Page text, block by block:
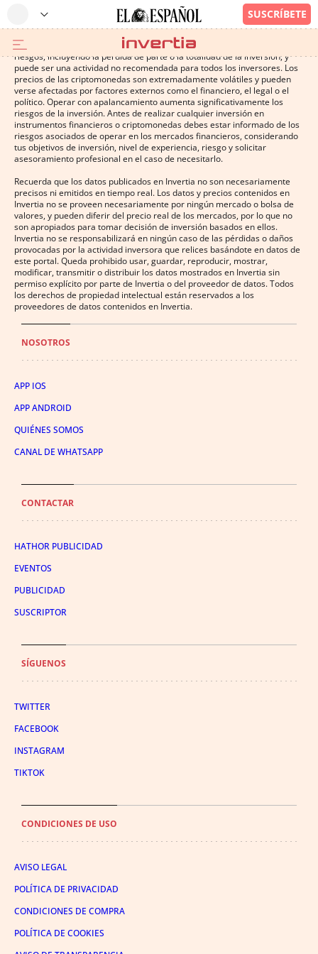
Operar con instrumentos financieros o criptomonedas conlleva altos
riesgos, incluyendo la pérdida de parte o la totalidad de la inversión, y
puede ser una actividad no recomendada para todos los inversores. Los
precios de las criptomonedas son extremadamente volátiles y pueden
verse afectadas por factores externos como el financiero, el legal o el
político. Operar con apalancamiento aumenta significativamente los
riesgos de la inversión. Antes de realizar cualquier inversión en
instrumentos financieros o criptomonedas debes estar informado de los
riesgos asociados de operar en los mercados financieros, considerando
tus objetivos de inversión, nivel de experiencia, riesgo y solicitar
asesoramiento profesional en el caso de necesitarlo.
Recuerda que los datos publicados en Invertia no son necesariamente
precisos ni emitidos en tiempo real. Los datos y precios contenidos en
Invertia no se proveen necesariamente por ningún mercado o bolsa de
valores, y pueden diferir del precio real de los mercados, por lo que no
son apropiados para tomar decisión de inversión basados en ellos.
Invertia no se responsabilizará en ningún caso de las pérdidas o daños
provocadas por la actividad inversora que relices basándote en datos de
este portal. Queda prohibido usar, guardar, reproducir, mostrar,
modificar, transmitir o distribuir los datos mostrados en Invertia sin
permiso explícito por parte de Invertia o del proveedor de datos. Todos
los derechos de propiedad intelectual están reservados a los
proveedores de datos contenidos en Invertia.
NOSOTROS
APP IOS
APP ANDROID
QUIÉNES SOMOS
CANAL DE WHATSAPP
CONTACTAR
HATHOR PUBLICIDAD
EVENTOS
PUBLICIDAD
SUSCRIPTOR
SÍGUENOS
TWITTER
FACEBOOK
INSTAGRAM
TIKTOK
CONDICIONES DE USO
AVISO LEGAL
POLÍTICA DE PRIVACIDAD
CONDICIONES DE COMPRA
POLÍTICA DE COOKIES